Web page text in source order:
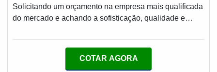
Solicitando um orçamento na empresa mais qualificada
do mercado e achando a sofisticação, qualidade e
fabricante de selo mecânico, com os profissionais
COTAR AGORA